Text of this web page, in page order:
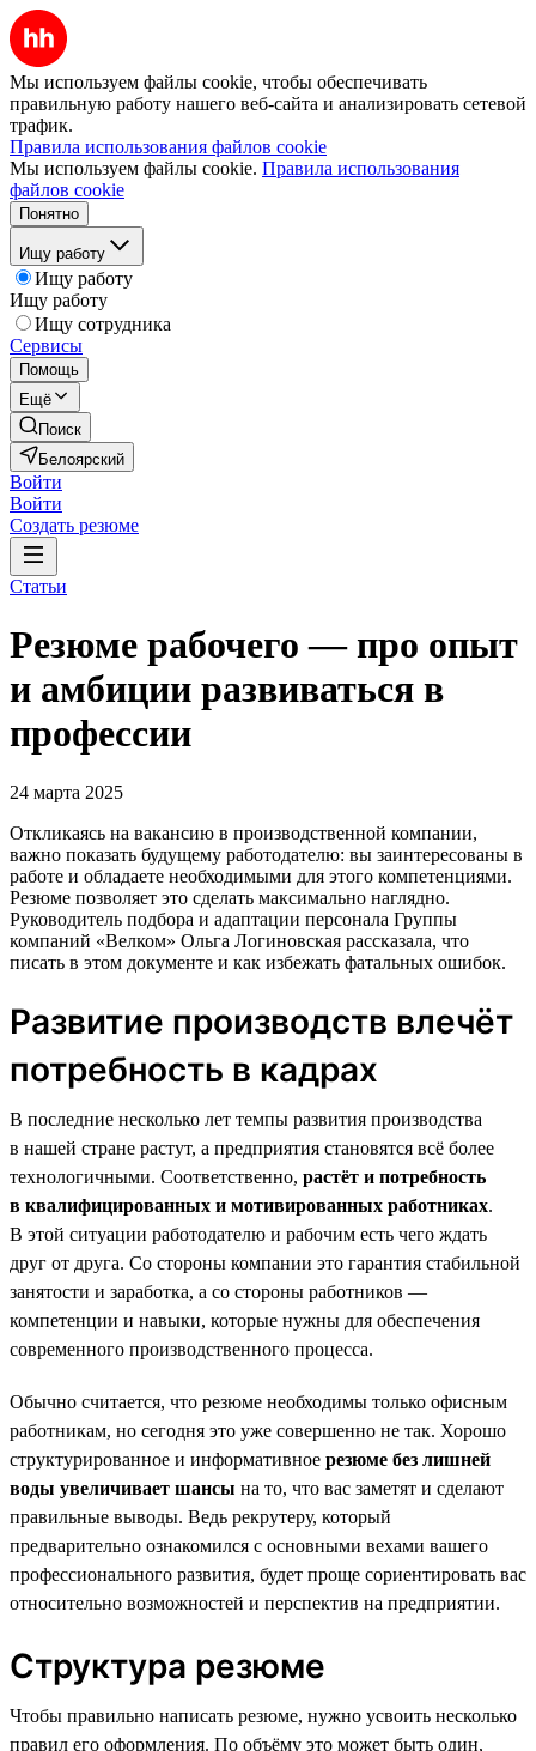
Мы используем файлы cookie, чтобы обеспечивать
правильную работу нашего веб-сайта и анализировать сетевой
трафик.
Правила использования файлов cookie
Мы используем файлы cookie. Правила использования
файлов cookie
Понятно
Ищу работу
Ищу работу
Ищу работу
Ищу сотрудника
Сервисы
Помощь
Ещё
Поиск
Белоярский
Войти
Войти
Создать резюме
Статьи
Резюме рабочего — про опыт
и амбиции развиваться в
профессии
24 марта 2025
Откликаясь на вакансию в производственной компании,
важно показать будущему работодателю: вы заинтересованы в
работе и обладаете необходимыми для этого компетенциями.
Резюме позволяет это сделать максимально наглядно.
Руководитель подбора и адаптации персонала Группы
компаний «Велком» Ольга Логиновская рассказала, что
писать в этом документе и как избежать фатальных ошибок.
Развитие производств влечёт
потребность в кадрах
В последние несколько лет темпы развития производства
в нашей стране растут, а предприятия становятся всё более
технологичными. Соответственно, растёт и потребность
в квалифицированных и мотивированных работниках.
В этой ситуации работодателю и рабочим есть чего ждать
друг от друга. Со стороны компании это гарантия стабильной
занятости и заработка, а со стороны работников —
компетенции и навыки, которые нужны для обеспечения
современного производственного процесса.
Обычно считается, что резюме необходимы только офисным
работникам, но сегодня это уже совершенно не так. Хорошо
структурированное и информативное резюме без лишней
воды увеличивает шансы на то, что вас заметят и сделают
правильные выводы. Ведь рекрутеру, который
предварительно ознакомился с основными вехами вашего
профессионального развития, будет проще сориентировать вас
относительно возможностей и перспектив на предприятии.
Структура резюме
Чтобы правильно написать резюме, нужно усвоить несколько
правил его оформления. По объёму это может быть один,